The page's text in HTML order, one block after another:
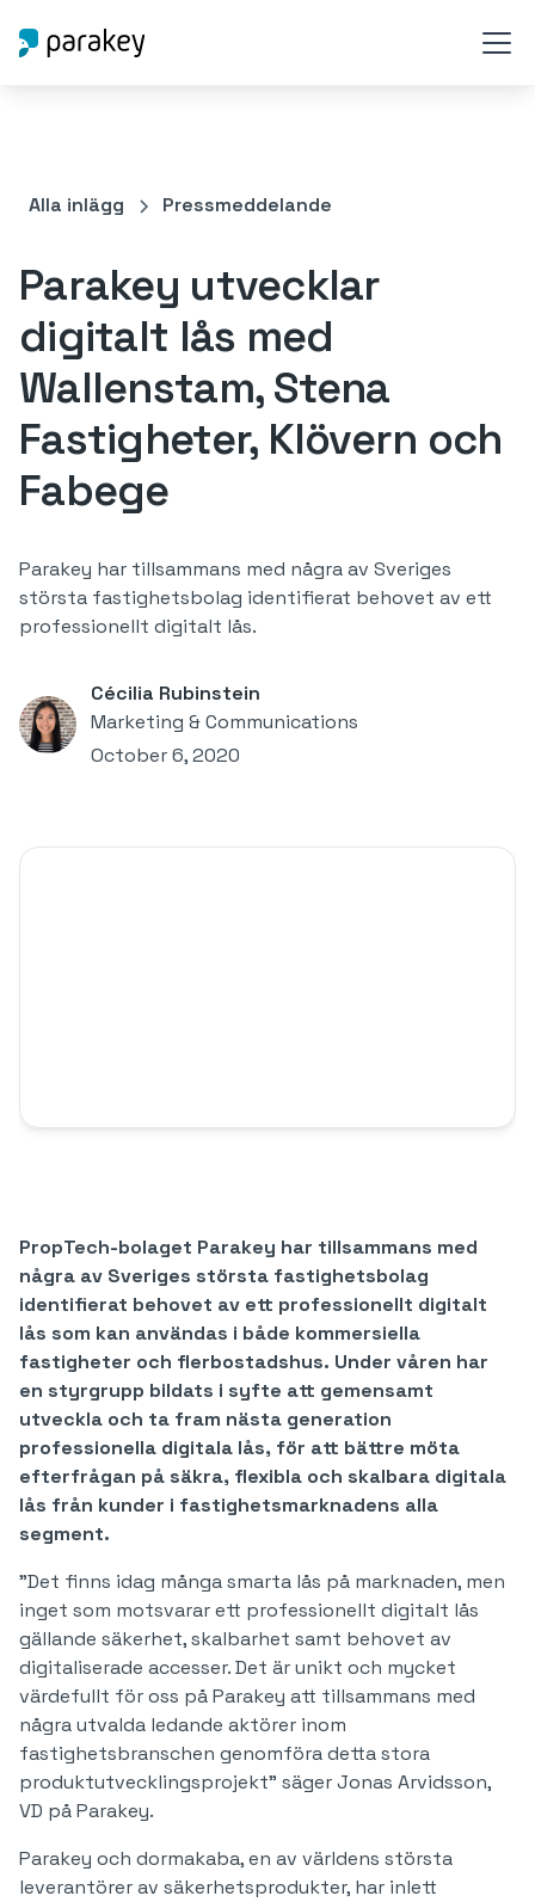
Alla inlägg Pressmeddelande
Parakey utvecklar
digitalt lås med
Wallenstam, Stena
Fastigheter, Klövern och
Fabege
Parakey har tillsammans med några av Sveriges
största fastighetsbolag identifierat behovet av ett
professionellt digitalt lås.
Cécilia Rubinstein
Marketing & Communications
October 6, 2020
PropTech-bolaget Parakey har tillsammans med
några av Sveriges största fastighetsbolag
identifierat behovet av ett professionellt digitalt
lås som kan användas i både kommersiella
fastigheter och flerbostadshus. Under våren har
en styrgrupp bildats i syfte att gemensamt
utveckla och ta fram nästa generation
professionella digitala lås, för att bättre möta
efterfrågan på säkra, flexibla och skalbara digitala
lås från kunder i fastighetsmarknadens alla
segment.
”Det finns idag många smarta lås på marknaden, men
inget som motsvarar ett professionellt digitalt lås
gällande säkerhet, skalbarhet samt behovet av
digitaliserade accesser. Det är unikt och mycket
värdefullt för oss på Parakey att tillsammans med
några utvalda ledande aktörer inom
fastighetsbranschen genomföra detta stora
produktutvecklingsprojekt” säger Jonas Arvidsson,
VD på Parakey.
Parakey och dormakaba, en av världens största
leverantörer av säkerhetsprodukter, har inlett